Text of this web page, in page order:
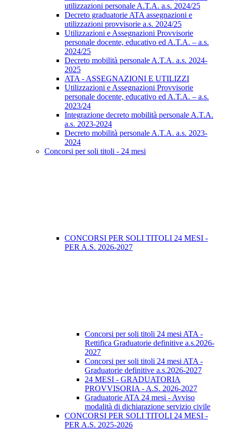
utilizzazioni personale A.T.A. a.s. 2024/25
Decreto graduatorie ATA assegnazioni e
utilizzazioni provvisorie a.s. 2024/25
Utilizzazioni e Assegnazioni Provvisorie
personale docente, educativo ed A.T.A. – a.s.
2024/25
Decreto mobilità personale A.T.A. a.s. 2024-
2025
ATA - ASSEGNAZIONI E UTILIZZI
Utilizzazioni e Assegnazioni Provvisorie
personale docente, educativo ed A.T.A. – a.s.
2023/24
Integrazione decreto mobilità personale A.T.A.
a.s. 2023-2024
Decreto mobilità personale A.T.A. a.s. 2023-
2024
Concorsi per soli titoli - 24 mesi
CONCORSI PER SOLI TITOLI 24 MESI -
PER A.S. 2026-2027
Concorsi per soli titoli 24 mesi ATA -
Rettifica Graduatorie definitive a.s.2026-
2027
Concorsi per soli titoli 24 mesi ATA -
Graduatorie definitive a.s.2026-2027
24 MESI - GRADUATORIA
PROVVISORIA - A.S. 2026-2027
Graduatorie ATA 24 mesi - Avviso
modalità di dichiarazione servizio civile
CONCORSI PER SOLI TITOLI 24 MESI -
PER A.S. 2025-2026